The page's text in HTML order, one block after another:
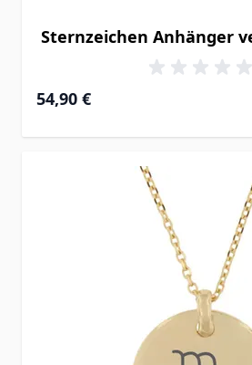
Sternzeichen Anhänger
54,90 €